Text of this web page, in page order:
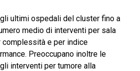
ultimi ospedali del cluster fino a
medio di interventi per sala
e per indice
Preoccupano inoltre le
interventi per tumore alla